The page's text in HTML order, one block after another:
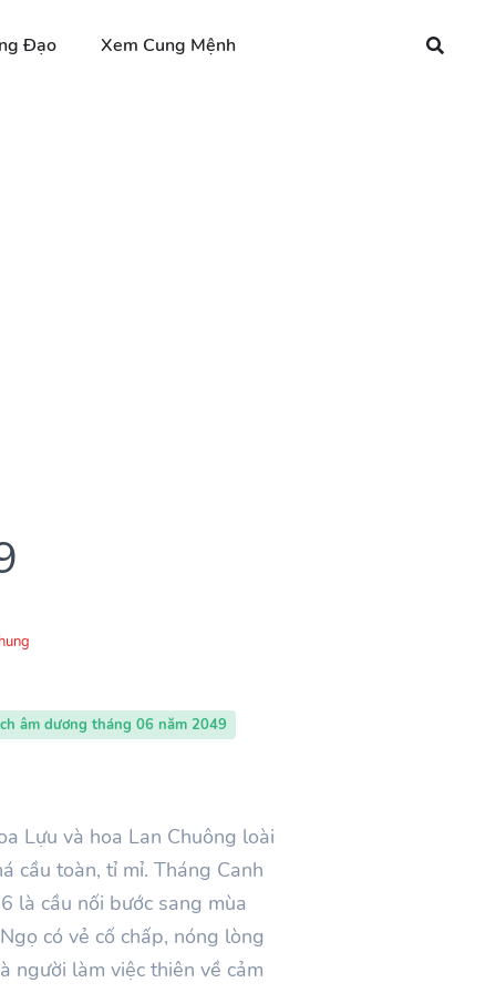
Đạo Xem Cung Mệnh
âm dương tháng 06 năm 2049
Lựu và hoa Lan Chuông loài
cầu toàn, tỉ mỉ. Tháng Canh
là cầu nối bước sang mùa
có vẻ cố chấp, nóng lòng
người làm việc thiên về cảm